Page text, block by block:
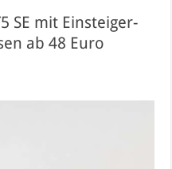
SE mit Einsteiger-
ab 48 Euro